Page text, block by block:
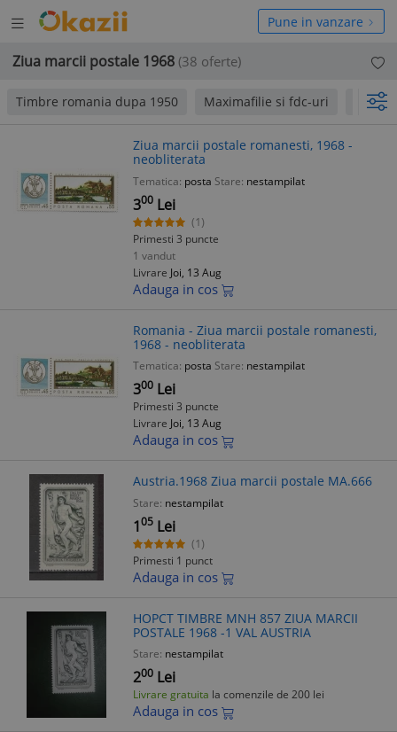
Deschide
meniul
Pune in vanzare
Ziua marcii postale 1968 (38 oferte)
Timbre romania dupa 1950 Maximafilie si fdc-uri
Ziua marcii postale romanesti, 1968 -
neobliterata
Tematica: posta Stare: nestampilat
300 Lei
(1)
Primesti 3 puncte
1 vandut
Livrare Joi, 13 Aug
Adauga in cos
Romania - Ziua marcii postale romanesti,
1968 - neobliterata
Tematica: posta Stare: nestampilat
300 Lei
Primesti 3 puncte
Livrare Joi, 13 Aug
Adauga in cos
Austria.1968 Ziua marcii postale MA.666
Stare: nestampilat
105 Lei
(1)
Primesti 1 punct
Adauga in cos
HOPCT TIMBRE MNH 857 ZIUA MARCII
POSTALE 1968 -1 VAL AUSTRIA
Stare: nestampilat
200 Lei
Livrare gratuita la comenzile de 200 lei
Adauga in cos